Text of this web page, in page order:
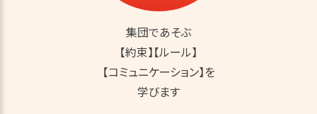
集団であそぶ
【約束】【ルール】
【コミュニケーション】を
学びます